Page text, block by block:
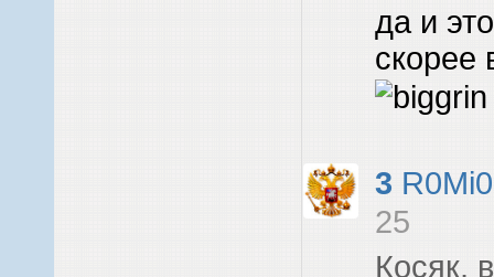
да и
скорее
3 R0Mi0
25
Косяк,